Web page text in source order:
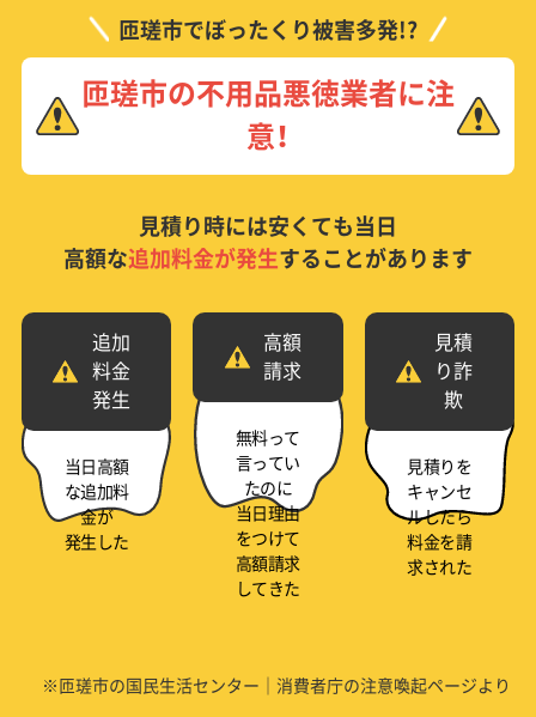
匝瑳市でぼったくり被害多発!?
匝瑳市の不用品悪徳業者に注
意！
見積り時には安くても当日
高額な追加料金が発生することがあります
追加
料金
発生
当日高額
な追加料
金が
発生した
高額
請求
無料って
言ってい
たのに
当日理由
をつけて
高額請求
してきた
見積
り詐
欺
見積りを
キャンセ
ルしたら
料金を請
求された
※匝瑳市の国民生活センター｜消費者庁の注意喚起ページより